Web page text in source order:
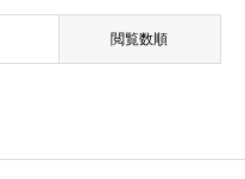
閲覧数順